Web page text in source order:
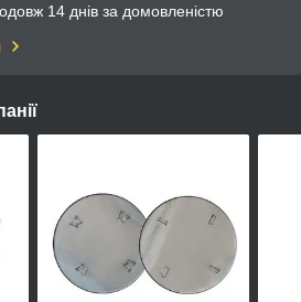
14 днів за домовленістю